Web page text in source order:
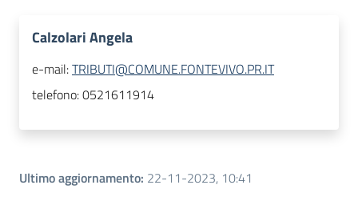
Calzolari Angela
e-mail:TRIBUTI@COMUNE.FONTEVIVO.PR.IT
telefono:0521611914
Ultimo aggiornamento: 22-11-2023, 10:41